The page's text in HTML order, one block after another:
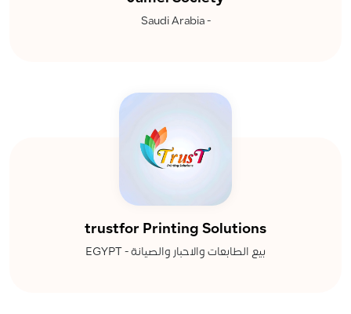
- Saudi Arabia
trustfor Printing Solutions
بيع الطابعات والاحبار والصيانة - EGYPT